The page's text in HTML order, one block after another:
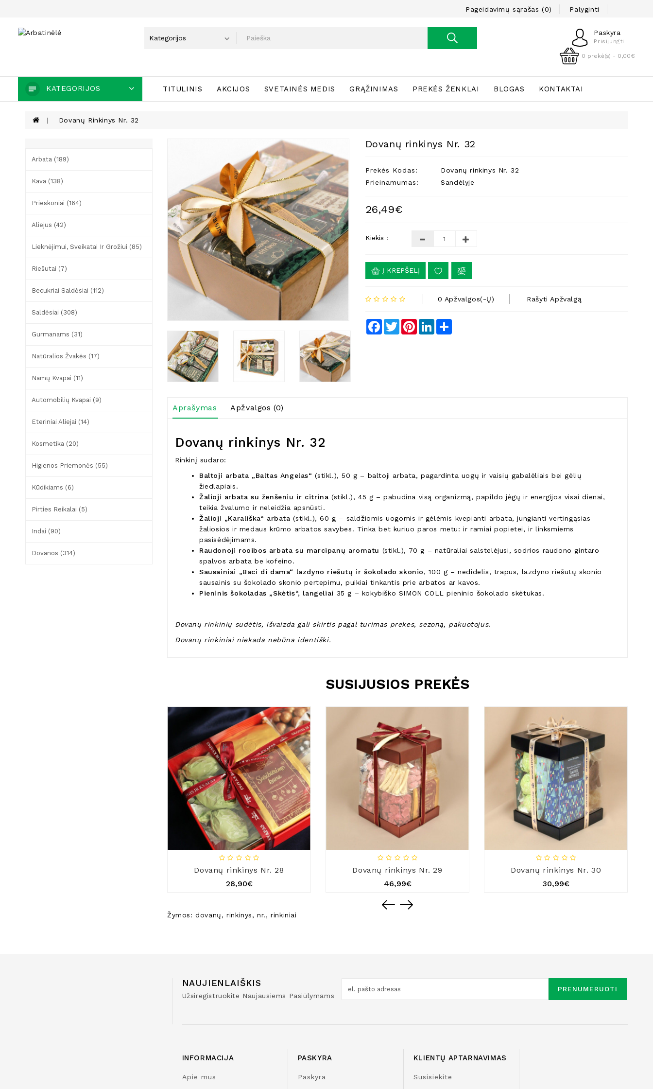
Pageidavimų sąrašas (0) Palyginti
Paskyra
Prisijungti
0 prekė(s) - 0,00€
KATEGORIJOS TITULINIS AKCIJOS SVETAINĖS MEDIS GRĄŽINIMAS PREKĖS ŽENKLAI BLOGAS KONTAKTAI
Dovanų Rinkinys Nr. 32
Arbata (189)
Kava (138)
Prieskoniai (164)
Aliejus (42)
Lieknėjimui, Sveikatai Ir Grožiui (85)
Riešutai (7)
Becukriai Saldėsiai (112)
Saldėsiai (308)
Gurmanams (31)
Natūralios Žvakės (17)
Namų Kvapai (11)
Automobilių Kvapai (9)
Eteriniai Aliejai (14)
Kosmetika (20)
Higienos Priemonės (55)
Kūdikiams (6)
Pirties Reikalai (5)
Indai (90)
Dovanos (314)
Dovanų rinkinys Nr. 32
Prekės Kodas:
Dovanų rinkinys Nr. 32
Prieinamumas:
Sandėlyje
26,49€
Kiekis :
Į KREPŠELĮ
0 Apžvalgos(-Ų) Rašyti Apžvalgą
Facebook
TwitterPinterestLinkedInShare
Aprašymas Apžvalgos (0)
Dovanų rinkinys Nr. 32
Rinkinį sudaro:
Baltoji arbata „Baltas Angelas“ (stikl.), 50 g – baltoji arbata, pagardinta uogų ir vaisių gabalėliais bei gėlių
žiedlapiais.
Žalioji arbata su ženšeniu ir citrina (stikl.), 45 g – pabudina visą organizmą, papildo jėgų ir energijos visai dienai,
teikia žvalumo ir neleidžia apsnūsti.
Žalioji „Karališka“ arbata (stikl.), 60 g – saldžiomis uogomis ir gėlėmis kvepianti arbata, jungianti vertingąsias
žaliosios ir medaus krūmo arbatos savybes. Tinka bet kuriuo paros metu: ir ramiai popietei, ir linksmiems
pasisėdėjimams.
Raudonoji rooibos arbata su marcipanų aromatu (stikl.), 70 g – natūraliai salstelėjusi, sodrios raudono gintaro
spalvos arbata be kofeino.
Sausainiai „Baci di dama“ lazdyno riešutų ir šokolado skonio, 100 g – nedidelis, trapus, lazdyno riešutų skonio
sausainis su šokolado skonio pertepimu, puikiai tinkantis prie arbatos ar kavos.
Pieninis šokoladas „Skėtis“, langeliai 35 g – kokybiško SIMON COLL pieninio šokolado skėtukas.
Dovanų rinkinių sudėtis, išvaizda gali skirtis pagal turimas prekes, sezoną, pakuotojus.
Dovanų rinkiniai niekada nebūna identiški.
SUSIJUSIOS PREKĖS
Dovanų rinkinys Nr. 28
28,90€
Dovanų rinkinys Nr. 29
46,99€
Dovanų rinkinys Nr. 30
30,99€
Žymos:dovanų,rinkinys,nr.,rinkiniai
NAUJIENLAIŠKIS
Užsiregistruokite Naujausiems Pasiūlymams
PRENUMERUOTI
INFORMACIJA
Apie mus
PASKYRA
Paskyra
KLIENTŲ APTARNAVIMAS
Susisiekite